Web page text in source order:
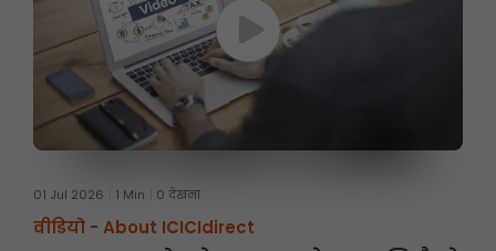
01 Jul 2026 1 Min 0 देखना
वीडियो - About ICICIdirect